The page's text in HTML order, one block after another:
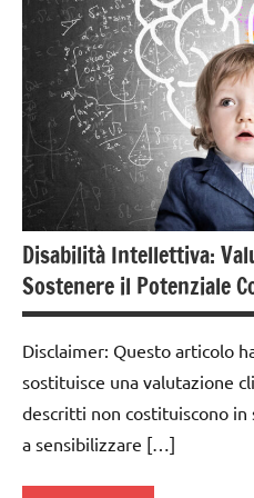
Disabilità Intellettiva:
Sostenere il Potenziale
Disclaimer: Questo articolo
sostituisce una valutazione
descritti non costituiscono in
a sensibilizzare […]